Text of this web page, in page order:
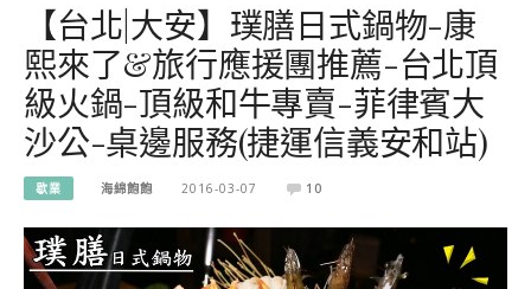
【台北|大安】璞膳日式鍋物-康
熙來了&旅行應援團推薦-台北頂
級火鍋-頂級和牛專賣-菲律賓大
沙公-桌邊服務(捷運信義安和站)
歇業 海綿飽飽 2016-03-07 10